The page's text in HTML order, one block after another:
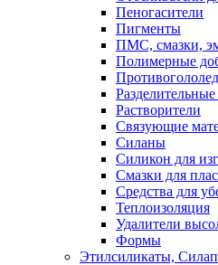
Пеногасители
Пигменты
ПМС, смазки,
Полимерные
Разделительные
Растворители
Связующие
Силаны
Силикон для
Смазки для
Средства для
Теплоизоляция
Удалители
Формы
Этилсиликаты,